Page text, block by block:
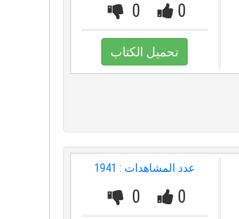
0
0
تحميل الكتاب
عدد المشاهدات : 1941
0
0